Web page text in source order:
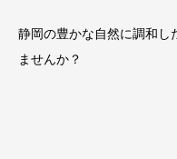
静岡の豊かな自然に調和し
ませんか？